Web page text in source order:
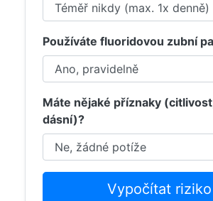
Používáte fluoridovou zubní
Máte nějaké příznaky
dásní)?
Vypočítat riziko